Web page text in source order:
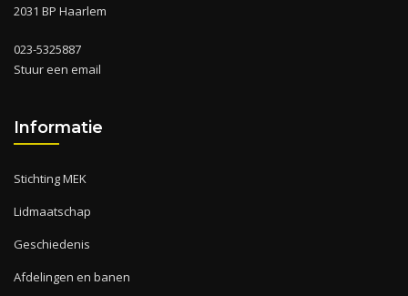
2031 BP Haarlem
023-5325887
Stuur een email
Informatie
Stichting MEK
Lidmaatschap
Geschiedenis
Afdelingen en banen